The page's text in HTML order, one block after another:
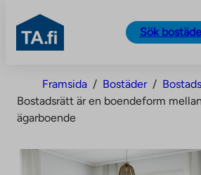
content
TA.fi
Sök
Framsida / Bostäder /
Bostadsrätt är en boendeform
ägarboende